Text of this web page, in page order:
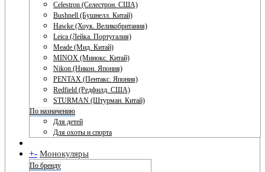
Celestron (Селестрон. США)
Bushnell (Бушнелл. Китай)
Hawke (Хоук. Великобритания)
Leica (Лейка. Португалия)
Meade (Мид. Китай)
MINOX (Минокс. Китай)
Nikon (Никон. Япония)
PENTAX (Пентакс. Япония)
Redfield (Редфилд. США)
STURMAN (Штурман. Китай)
По назначению
Для детей
Для охоты и спорта
+- Монокуляры
По бренду